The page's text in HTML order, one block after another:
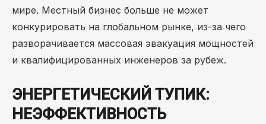
мире. Местный бизнес больше не может
конкурировать на глобальном рынке, из-за чего
разворачивается массовая эвакуация мощностей
и квалифицированных инженеров за рубеж.
ЭНЕРГЕТИЧЕСКИЙ ТУПИК:
НЕЭФФЕКТИВНОСТЬ